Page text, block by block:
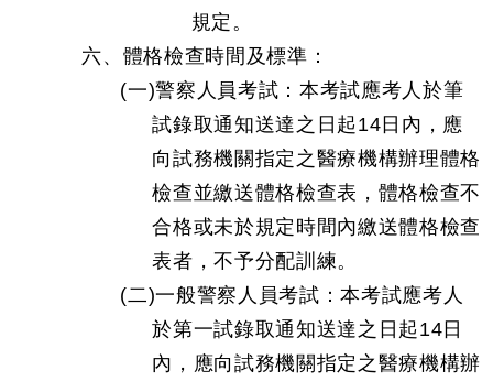
規定。
六、體格檢查時間及標準：
(一)警察人員考試：本考試應考人於筆
試錄取通知送達之日起14日內，應
向試務機關指定之醫療機構辦理體格
檢查並繳送體格檢查表，體格檢查不
合格或未於規定時間內繳送體格檢查
表者，不予分配訓練。
(二)一般警察人員考試：本考試應考人
於第一試錄取通知送達之日起14日
內，應向試務機關指定之醫療機構辦